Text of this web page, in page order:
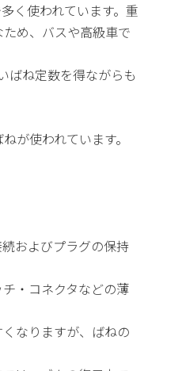
く使われています。重
め、バスや高級車で
ばね定数を得ながらも
が使われています。
およびプラグの保持
・コネクタなどの薄
なりますが、ばねの